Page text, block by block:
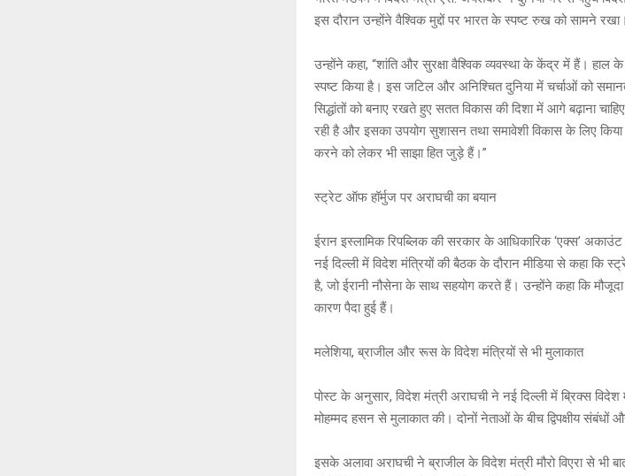
इस दौरान उन्होंने वैश्विक मुद्दों पर भारत के स्पष्ट रुख को सामने रखा।
उन्होंने कहा, “शांति और सुरक्षा वैश्विक व्यवस्था के केंद्र में हैं।
स्पष्ट किया है। इस जटिल और अनिश्चित दुनिया में चर्चाओं को
सिद्धांतों को बनाए रखते हुए सतत विकास की दिशा में आगे बढ़ाना
रही है और इसका उपयोग सुशासन तथा समावेशी विकास के लिए
करने को लेकर भी साझा हित जुड़े हैं।”
स्ट्रेट ऑफ हॉर्मुज पर अराघची का बयान
ईरान इस्लामिक रिपब्लिक की सरकार के आधिकारिक ‘एक्स’
नई दिल्ली में विदेश मंत्रियों की बैठक के दौरान मीडिया से कहा
है, जो ईरानी नौसेना के साथ सहयोग करते हैं। उन्होंने कहा कि
कारण पैदा हुई हैं।
मलेशिया, ब्राजील और रूस के विदेश मंत्रियों से भी मुलाकात
पोस्ट के अनुसार, विदेश मंत्री अराघची ने नई दिल्ली में ब्रिक्स
मोहम्मद हसन से मुलाकात की। दोनों नेताओं के बीच द्विपक्षीय संबंधों
इसके अलावा अराघची ने ब्राजील के विदेश मंत्री मौरो विएरा से भी